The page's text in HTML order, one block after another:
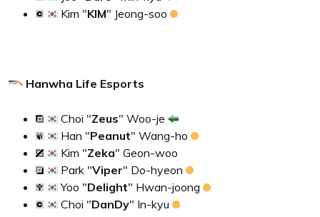
Kim "KIM" Jeong-soo
Hanwha Life Esports
Choi "Zeus" Woo-je
Han "Peanut" Wang-ho
Kim "Zeka" Geon-woo
Park "Viper" Do-hyeon
Yoo "Delight" Hwan-joong
Choi "DanDy" In-kyu